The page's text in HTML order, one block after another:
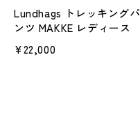
Lundhags トレッキングパ
ンツ MAKKE レディース
¥22,000